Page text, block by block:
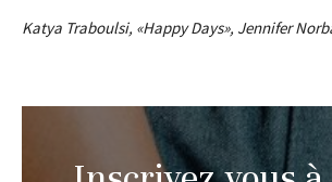
Katya Traboulsi, «Happy Days», Jennifer